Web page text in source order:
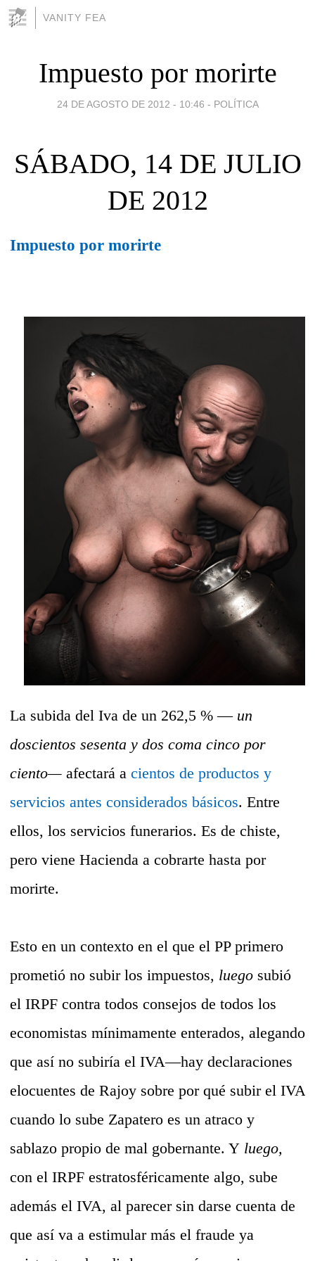
VANITY FEA
Impuesto por morirte
24 DE AGOSTO DE 2012 - 10:46 - POLÍTICA
SÁBADO, 14 DE JULIO
DE 2012
Impuesto por morirte
La subida del Iva de un 262,5 % — un
doscientos sesenta y dos coma cinco por
ciento— afectará a cientos de productos y
servicios antes considerados básicos. Entre
ellos, los servicios funerarios. Es de chiste,
pero viene Hacienda a cobrarte hasta por
morirte.
Esto en un contexto en el que el PP primero
prometió no subir los impuestos, luego subió
el IRPF contra todos consejos de todos los
economistas mínimamente enterados, alegando
que así no subiría el IVA—hay declaraciones
elocuentes de Rajoy sobre por qué subir el IVA
cuando lo sube Zapatero es un atraco y
sablazo propio de mal gobernante. Y luego,
con el IRPF estratosféricamente algo, sube
además el IVA, al parecer sin darse cuenta de
que así va a estimular más el fraude ya